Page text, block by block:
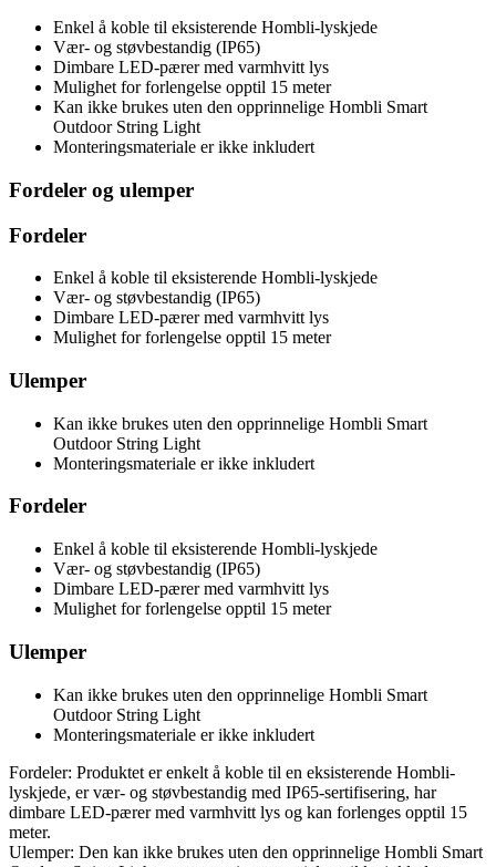
Enkel å koble til eksisterende Hombli-lyskjede
Vær- og støvbestandig (IP65)
Dimbare LED-pærer med varmhvitt lys
Mulighet for forlengelse opptil 15 meter
Kan ikke brukes uten den opprinnelige Hombli Smart
Outdoor String Light
Monteringsmateriale er ikke inkludert
Fordeler og ulemper
Fordeler
Enkel å koble til eksisterende Hombli-lyskjede
Vær- og støvbestandig (IP65)
Dimbare LED-pærer med varmhvitt lys
Mulighet for forlengelse opptil 15 meter
Ulemper
Kan ikke brukes uten den opprinnelige Hombli Smart
Outdoor String Light
Monteringsmateriale er ikke inkludert
Fordeler
Enkel å koble til eksisterende Hombli-lyskjede
Vær- og støvbestandig (IP65)
Dimbare LED-pærer med varmhvitt lys
Mulighet for forlengelse opptil 15 meter
Ulemper
Kan ikke brukes uten den opprinnelige Hombli Smart
Outdoor String Light
Monteringsmateriale er ikke inkludert
Fordeler: Produktet er enkelt å koble til en eksisterende Hombli-
lyskjede, er vær- og støvbestandig med IP65-sertifisering, har
dimbare LED-pærer med varmhvitt lys og kan forlenges opptil 15
meter.
Ulemper: Den kan ikke brukes uten den opprinnelige Hombli Smart